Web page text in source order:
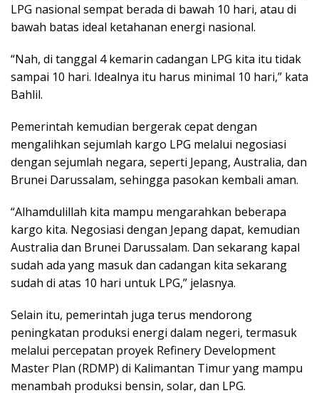
LPG nasional sempat berada di bawah 10 hari, atau di
bawah batas ideal ketahanan energi nasional.
“Nah, di tanggal 4 kemarin cadangan LPG kita itu tidak
sampai 10 hari. Idealnya itu harus minimal 10 hari,” kata
Bahlil.
Pemerintah kemudian bergerak cepat dengan
mengalihkan sejumlah kargo LPG melalui negosiasi
dengan sejumlah negara, seperti Jepang, Australia, dan
Brunei Darussalam, sehingga pasokan kembali aman.
“Alhamdulillah kita mampu mengarahkan beberapa
kargo kita. Negosiasi dengan Jepang dapat, kemudian
Australia dan Brunei Darussalam. Dan sekarang kapal
sudah ada yang masuk dan cadangan kita sekarang
sudah di atas 10 hari untuk LPG,” jelasnya.
Selain itu, pemerintah juga terus mendorong
peningkatan produksi energi dalam negeri, termasuk
melalui percepatan proyek Refinery Development
Master Plan (RDMP) di Kalimantan Timur yang mampu
menambah produksi bensin, solar, dan LPG.